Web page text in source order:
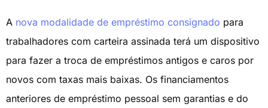
A nova modalidade de empréstimo consignado para
trabalhadores com carteira assinada terá um dispositivo
para fazer a troca de empréstimos antigos e caros por
novos com taxas mais baixas. Os financiamentos
anteriores de empréstimo pessoal sem garantias e do